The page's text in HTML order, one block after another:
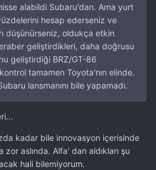
alabildi Subaru'dan. Ama yurt
hesap ederseniz ve
düşünürseniz, oldukça etkin
geliştirdikleri, daha doğrusu
geliştirdiği BRZ/GT-86
tamamen Toyota'nın elinde.
lansmanını bile yapamadı.
kadar bile innovasyon içerisinde
aslında. Alfa' dan aldıkları şu
hali bilemiyorum.